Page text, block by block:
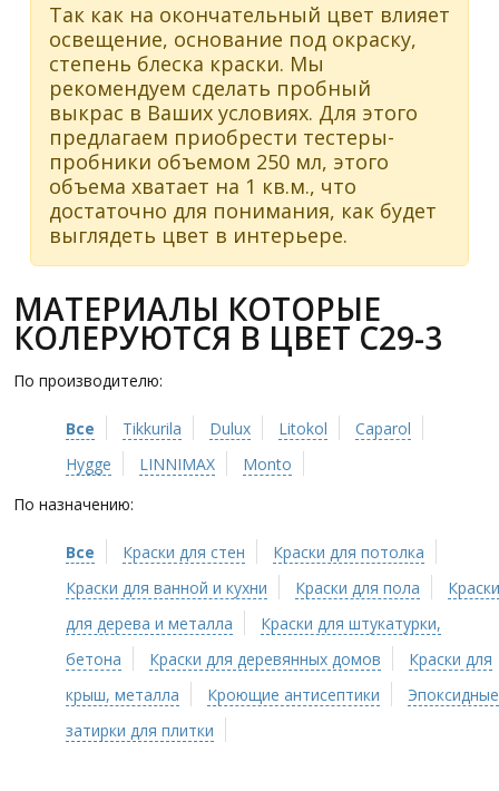
Так как на окончательный цвет влияет
освещение, основание под окраску,
степень блеска краски. Мы
рекомендуем сделать пробный
выкрас в Ваших условиях. Для этого
предлагаем приобрести тестеры-
пробники объемом 250 мл, этого
объема хватает на 1 кв.м., что
достаточно для понимания, как будет
выглядеть цвет в интерьере.
МАТЕРИАЛЫ КОТОРЫЕ
КОЛЕРУЮТСЯ В ЦВЕТ C29-3
По производителю:
Все Tikkurila Dulux Litokol
Caparol
Hygge
LINNIMAX
Monto
По назначению:
Все Краски для стен
Краски для потолка
Краски для ванной и кухни
Краски для пола
Краски
для дерева и металла
Краски для штукатурки,
бетона
Краски для деревянных домов
Краски для
крыш, металла
Кроющие антисептики
Эпоксидные
затирки для плитки